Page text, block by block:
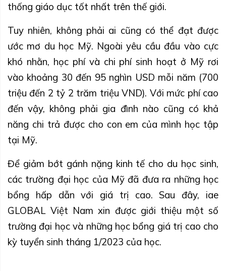
thống giáo dục tốt nhất trên thế giới.
Tuy nhiên, không phải ai cũng có thể đạt được
ước mơ du học Mỹ. Ngoài yêu cầu đầu vào cực
khó nhằn, học phí và chi phí sinh hoạt ở Mỹ rơi
vào khoảng 30 đến 95 nghìn USD mỗi năm (700
triệu đến 2 tỷ 2 trăm triệu VND). Với mức phí cao
đến vậy, không phải gia đình nào cũng có khả
năng chi trả được cho con em của mình học tập
tại Mỹ.
Để giảm bớt gánh nặng kinh tế cho du học sinh,
các trường đại học của Mỹ đã đưa ra những học
bổng hấp dẫn với giá trị cao. Sau đây, iae
GLOBAL Việt Nam xin được giới thiệu một số
trường đại học và những học bổng giá trị cao cho
kỳ tuyển sinh tháng 1/2023 của học.